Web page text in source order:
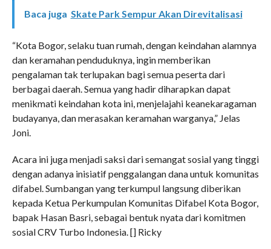
Baca juga Skate Park Sempur Akan Direvitalisasi
“Kota Bogor, selaku tuan rumah, dengan keindahan alamnya
dan keramahan penduduknya, ingin memberikan
pengalaman tak terlupakan bagi semua peserta dari
berbagai daerah. Semua yang hadir diharapkan dapat
menikmati keindahan kota ini, menjelajahi keanekaragaman
budayanya, dan merasakan keramahan warganya,” Jelas
Joni.
Acara ini juga menjadi saksi dari semangat sosial yang tinggi
dengan adanya inisiatif penggalangan dana untuk komunitas
difabel. Sumbangan yang terkumpul langsung diberikan
kepada Ketua Perkumpulan Komunitas Difabel Kota Bogor,
bapak Hasan Basri, sebagai bentuk nyata dari komitmen
sosial CRV Turbo Indonesia. [] Ricky